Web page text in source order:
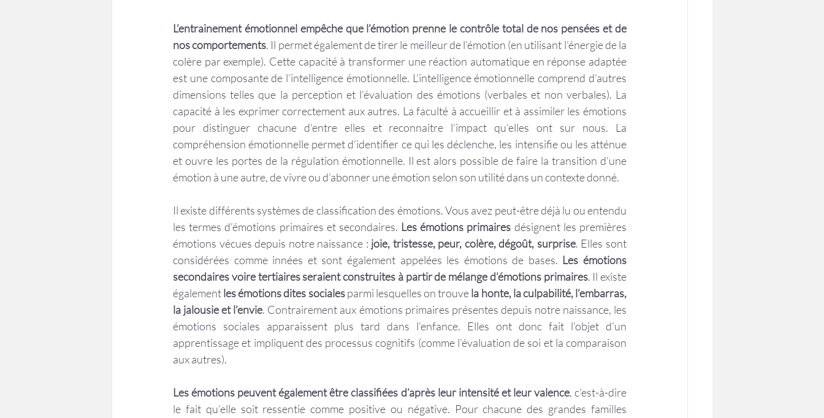
L’entrainement émotionnel empêche que l’émotion prenne le contrôle total de nos pensées et de
nos comportements. Il permet également de tirer le meilleur de l’émotion (en utilisant l’énergie de la
colère par exemple). Cette capacité à transformer une réaction automatique en réponse adaptée
est une composante de l’intelligence émotionnelle. L’intelligence émotionnelle comprend d’autres
dimensions telles que la perception et l’évaluation des émotions (verbales et non verbales). La
capacité à les exprimer correctement aux autres. La faculté à accueillir et à assimiler les émotions
pour distinguer chacune d’entre elles et reconnaitre l’impact qu’elles ont sur nous. La
compréhension émotionnelle permet d’identifier ce qui les déclenche, les intensifie ou les atténue
et ouvre les portes de la régulation émotionnelle. Il est alors possible de faire la transition d’une
émotion à une autre, de vivre ou d’abonner une émotion selon son utilité dans un contexte donné.
Il existe différents systèmes de classification des émotions. Vous avez peut-être déjà lu ou entendu
les termes d’émotions primaires et secondaires. Les émotions primaires désignent les premières
émotions vécues depuis notre naissance : joie, tristesse, peur, colère, dégoût, surprise. Elles sont
considérées comme innées et sont également appelées les émotions de bases. Les émotions
secondaires voire tertiaires seraient construites à partir de mélange d’émotions primaires. Il existe
également les émotions dites sociales parmi lesquelles on trouve la honte, la culpabilité, l’embarras,
la jalousie et l’envie. Contrairement aux émotions primaires présentes depuis notre naissance, les
émotions sociales apparaissent plus tard dans l’enfance. Elles ont donc fait l’objet d’un
apprentissage et impliquent des processus cognitifs (comme l’évaluation de soi et la comparaison
aux autres).
Les émotions peuvent également être classifiées d’après leur intensité et leur valence, c’est-à-dire
le fait qu’elle soit ressentie comme positive ou négative. Pour chacune des grandes familles